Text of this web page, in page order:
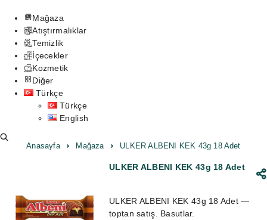
Mağaza
Atıştırmalıklar
Temizlik
İçecekler
Kozmetik
Diğer
Türkçe
Türkçe
English
Anasayfa Mağaza ULKER ALBENI KEK 43g 18 Adet
ULKER ALBENI KEK 43g 18 Adet
ULKER ALBENI KEK 43g 18 Adet —
toptan satış. Basutlar.